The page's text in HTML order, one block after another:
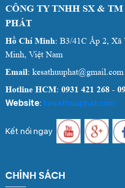
CÔNG TY TNHH SX &
PHÁT
Hồ Chí Minh: B3/41C Ấp 2, Xã
Minh, Việt Nam
Email: kesathuuphat@gmail.com
Hotline HCM:0931 421 268 -
Website: kesathuuphat.com
Kết nối ngay
CHÍNH SÁCH